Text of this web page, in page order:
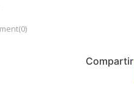
Compartir